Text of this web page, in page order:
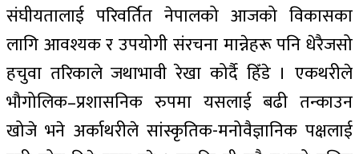
संघीयतालाई परिवर्तित नेपालको आजको विकासका
लागि आवश्यक र उपयोगी संरचना मान्नेहरू पनि धेरैजसो
हचुवा तरिकाले जथाभावी रेखा कोर्दै हिँडे । एकथरीले
भौगोलिक–प्रशासनिक रुपमा यसलाई बढी तन्काउन
खोजे भने अर्काथरीले सांस्कृतिक-मनोवैज्ञानिक पक्षलाई